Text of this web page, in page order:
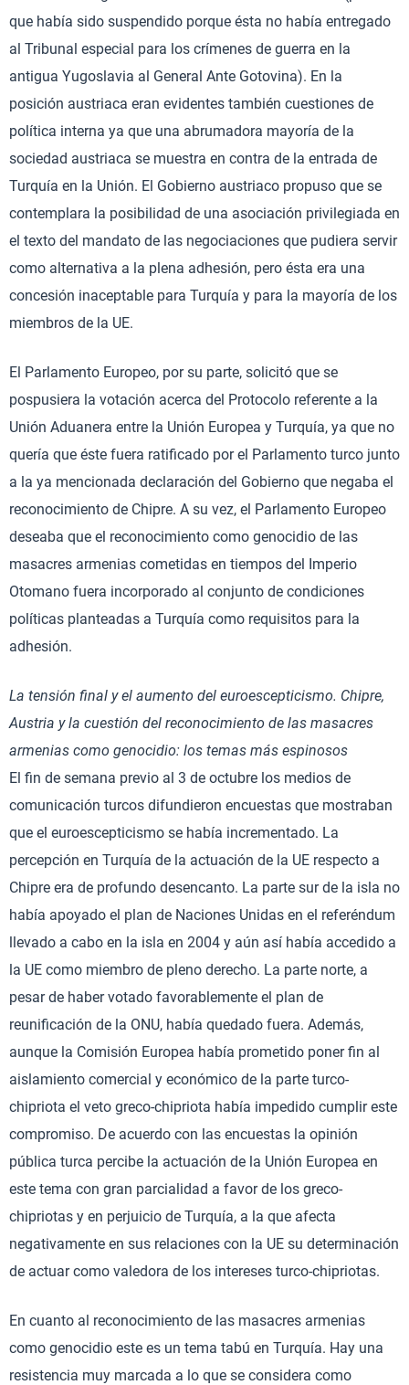
que había sido suspendido porque ésta no había entregado
al Tribunal especial para los crímenes de guerra en la
antigua Yugoslavia al General Ante Gotovina). En la
posición austriaca eran evidentes también cuestiones de
política interna ya que una abrumadora mayoría de la
sociedad austriaca se muestra en contra de la entrada de
Turquía en la Unión. El Gobierno austriaco propuso que se
contemplara la posibilidad de una asociación privilegiada en
el texto del mandato de las negociaciones que pudiera servir
como alternativa a la plena adhesión, pero ésta era una
concesión inaceptable para Turquía y para la mayoría de los
miembros de la UE.
El Parlamento Europeo, por su parte, solicitó que se
pospusiera la votación acerca del Protocolo referente a la
Unión Aduanera entre la Unión Europea y Turquía, ya que no
quería que éste fuera ratificado por el Parlamento turco junto
a la ya mencionada declaración del Gobierno que negaba el
reconocimiento de Chipre. A su vez, el Parlamento Europeo
deseaba que el reconocimiento como genocidio de las
masacres armenias cometidas en tiempos del Imperio
Otomano fuera incorporado al conjunto de condiciones
políticas planteadas a Turquía como requisitos para la
adhesión.
La tensión final y el aumento del euroescepticismo. Chipre,
Austria y la cuestión del reconocimiento de las masacres
armenias como genocidio: los temas más espinosos
El fin de semana previo al 3 de octubre los medios de
comunicación turcos difundieron encuestas que mostraban
que el euroescepticismo se había incrementado. La
percepción en Turquía de la actuación de la UE respecto a
Chipre era de profundo desencanto. La parte sur de la isla no
había apoyado el plan de Naciones Unidas en el referéndum
llevado a cabo en la isla en 2004 y aún así había accedido a
la UE como miembro de pleno derecho. La parte norte, a
pesar de haber votado favorablemente el plan de
reunificación de la ONU, había quedado fuera. Además,
aunque la Comisión Europea había prometido poner fin al
aislamiento comercial y económico de la parte turco-
chipriota el veto greco-chipriota había impedido cumplir este
compromiso. De acuerdo con las encuestas la opinión
pública turca percibe la actuación de la Unión Europea en
este tema con gran parcialidad a favor de los greco-
chipriotas y en perjuicio de Turquía, a la que afecta
negativamente en sus relaciones con la UE su determinación
de actuar como valedora de los intereses turco-chipriotas.
En cuanto al reconocimiento de las masacres armenias
como genocidio este es un tema tabú en Turquía. Hay una
resistencia muy marcada a lo que se considera como